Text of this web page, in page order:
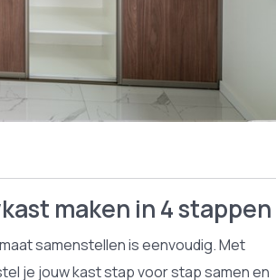
maken in 4 stappen
samenstellen is eenvoudig. Met
je jouw kast stap voor stap samen en